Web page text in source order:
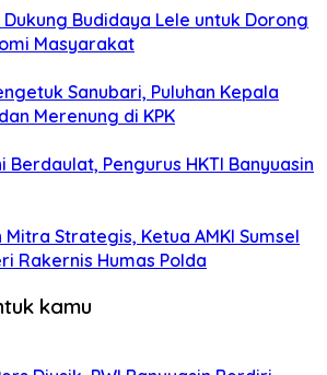
Dukung Budidaya Lele untuk Dorong
Masyarakat
Sanubari, Puluhan Kepala
Merenung di KPK
Berdaulat, Pengurus HKTI Banyuasin
Strategis, Ketua AMKI Sumsel
Rakernis Humas Polda
kamu